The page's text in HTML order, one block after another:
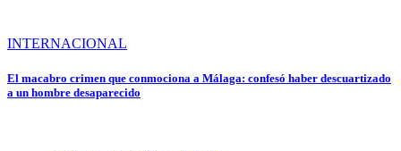
INTERNACIONAL
El macabro crimen que conmociona a Málaga: confesó haber descuartizado
a un hombre desaparecido